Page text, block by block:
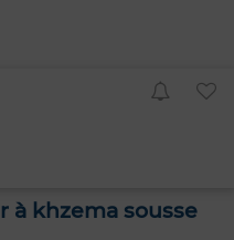
à khzema sousse